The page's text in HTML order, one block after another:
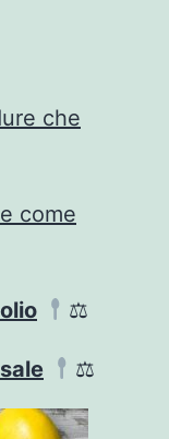
che
come
⚖
⚖